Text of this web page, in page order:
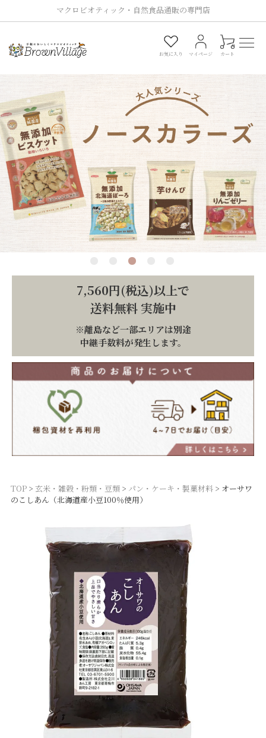
マクロビオティック・自然食品通販の専門店
お気に入り マイページ カート
0
7,560円(税込)以上で
送料無料 実施中
※離島など一部エリアは別途
中継手数料が発生します。
TOP 玄米・雑穀・粉類・豆類 パン・ケーキ・製菓材料
オーサワ
のこしあん（北海道産小豆100％使用）